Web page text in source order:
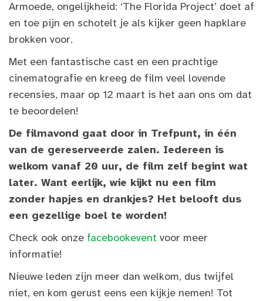
Armoede, ongelijkheid: ‘The Florida Project’ doet af
en toe pijn en schotelt je als kijker geen hapklare
brokken voor.
Met een fantastische cast en een prachtige
cinematografie en kreeg de film veel lovende
recensies, maar op 12 maart is het aan ons om dat
te beoordelen!
De filmavond gaat door in Trefpunt, in één
van de gereserveerde zalen. Iedereen is
welkom vanaf 20 uur, de film zelf begint wat
later. Want eerlijk, wie kijkt nu een film
zonder hapjes en drankjes? Het belooft dus
een gezellige boel te worden!
Check ook onze facebookevent voor meer
informatie!
Nieuwe leden zijn meer dan welkom, dus twijfel
niet, en kom gerust eens een kijkje nemen! Tot